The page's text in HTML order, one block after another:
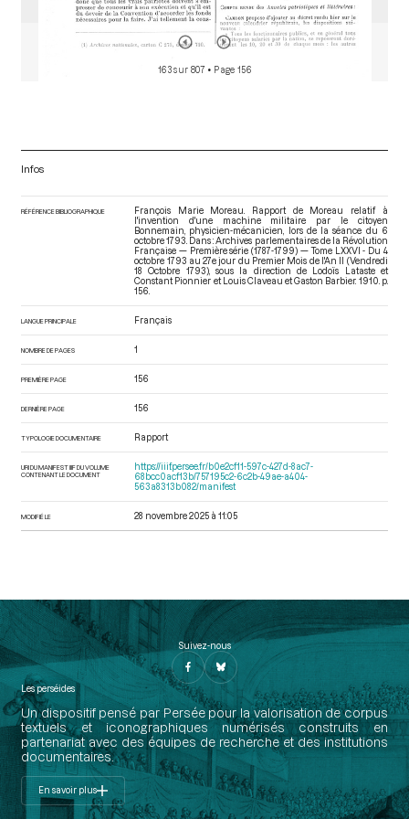
163 sur 807 • Page 156
Infos
RÉFÉRENCE BIBLIOGRAPHIQUE
François Marie Moreau. Rapport de Moreau relatif à
l'invention d'une machine militaire par le citoyen
Bonnemain, physicien-mécanicien, lors de la séance du 6
octobre 1793. Dans : Archives parlementaires de la Révolution
Française — Première série (1787-1799) — Tome LXXVI - Du 4
octobre 1793 au 27e jour du Premier Mois de l'An II (Vendredi
18 Octobre 1793), sous la direction de Lodoïs Lataste et
Constant Pionnier et Louis Claveau et Gaston Barbier. 1910. p.
156.
LANGUE PRINCIPALE Français
NOMBRE DE PAGES 1
PREMIÈRE PAGE 156
DERNIÈRE PAGE 156
TYPOLOGIE DOCUMENTAIRE Rapport
URI DU MANIFEST IIIF DU VOLUME
CONTENANT LE DOCUMENT
https://iiif.persee.fr/b0e2cf11-597c-427d-8ac7-
68bcc0acf13b/757195c2-6c2b-49ae-a404-
563a8313b082/manifest
MODIFIÉ LE 28 novembre 2025 à 11:05
Suivez-nous
Les perséides
Un dispositif pensé par Persée pour la valorisation de corpus
textuels et iconographiques numérisés construits en
partenariat avec des équipes de recherche et des institutions
documentaires.
En savoir plus